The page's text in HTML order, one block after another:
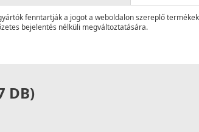
fenntartják a jogot a weboldalon szereplő
bejelentés nélküli megváltoztatására.
DB)